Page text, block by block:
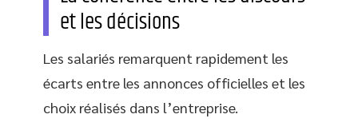
et les décisions
Les salariés remarquent rapidement les
écarts entre les annonces officielles et les
choix réalisés dans l’entreprise.